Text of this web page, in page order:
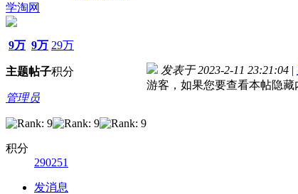
学淘网
9万
主题
9万
帖子
29万
积分
管理员
积分
290251
发消息
发表于 2023-2-11 23:21:04 |
游客，如果您要查看本帖隐藏